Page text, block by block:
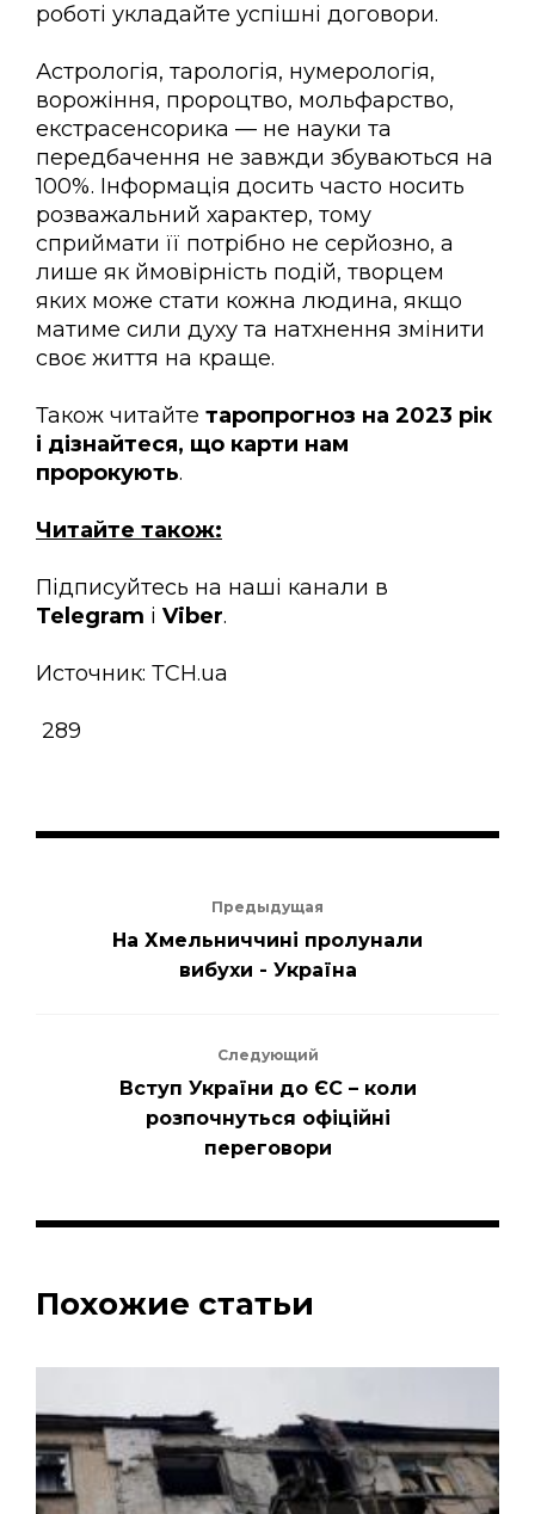
роботі укладайте успішні договори.
Астрологія, тарологія, нумерологія,
ворожіння, пророцтво, мольфарство,
екстрасенсорика — не науки та
передбачення не завжди збуваються на
100%. Інформація досить часто носить
розважальний характер, тому
сприймати її потрібно не серйозно, а
лише як ймовірність подій, творцем
яких може стати кожна людина, якщо
матиме сили духу та натхнення змінити
своє життя на краще.
Також читайте таропрогноз на 2023 рік
і дізнайтеся, що карти нам
пророкують.
Читайте також:
Підписуйтесь на наші канали в
Telegram і Viber.
Источник: ТСН.ua
289
Предыдущая
На Хмельниччині пролунали
вибухи - Україна
Следующий
Вступ України до ЄС – коли
розпочнуться офіційні
переговори
Похожие статьи